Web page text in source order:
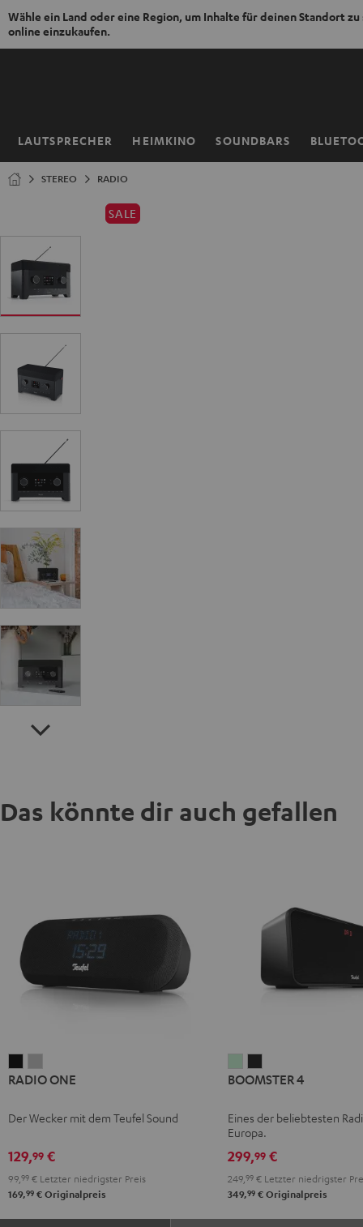
Wähle ein Land oder eine Region, um Inhalte für deinen Standort zu
online einzukaufen.
ZUM
LAUTSPRECHER HEIMKINO SOUNDBARS
Startseite
STEREO RADIO
SALE
Das könnte dir auch gefallen
ONEONE
Gray
RADIO ONE
Der Wecker mit dem Teufel Sound
129,99 €
99, 99 € Letzter niedrigster Preis
169,99 € Originalpreis
4
Green
4
Black
BOOMSTER 4
Eines der beliebtesten
Europa.
299,99€
249, 99€Letzter niedrigster
349,99€Originalpreis